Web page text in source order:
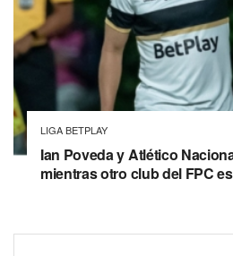
LIGA BETPLAY
Ian Poveda y Atlético
mientras otro club del FPC